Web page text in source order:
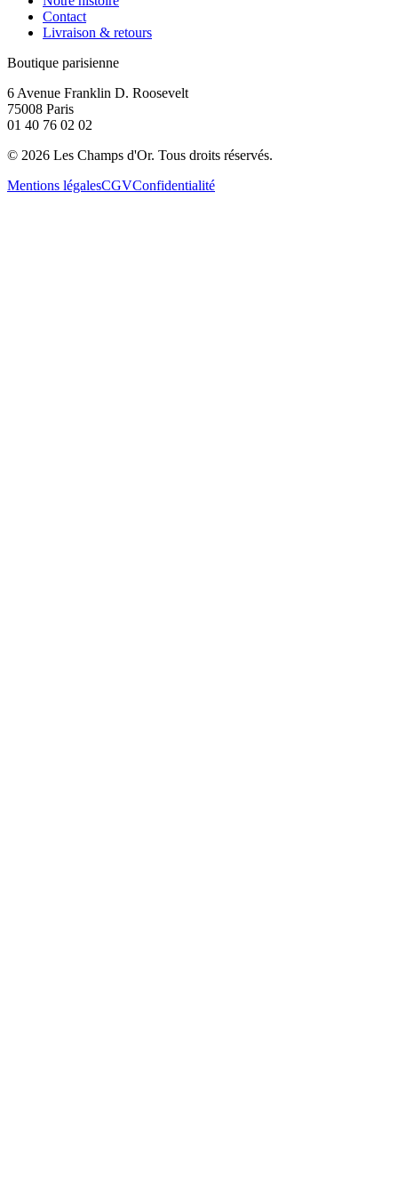
Contact
Livraison & retours
Boutique parisienne
6 Avenue Franklin D. Roosevelt
75008 Paris
01 40 76 02 02
© 2026 Les Champs d'Or. Tous droits réservés.
Mentions légalesCGVConfidentialité